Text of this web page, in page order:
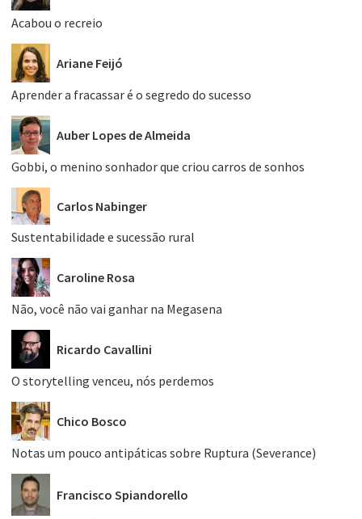
Acabou o recreio
Ariane Feijó
Aprender a fracassar é o segredo do sucesso
Auber Lopes de Almeida
Gobbi, o menino sonhador que criou carros de sonhos
Carlos Nabinger
Sustentabilidade e sucessão rural
Caroline Rosa
Não, você não vai ganhar na Megasena
Ricardo Cavallini
O storytelling venceu, nós perdemos
Chico Bosco
Notas um pouco antipáticas sobre Ruptura (Severance)
Francisco Spiandorello